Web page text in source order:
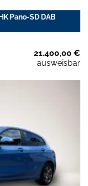
Pano-SD DAB
21.400,00 €
ausweisbar